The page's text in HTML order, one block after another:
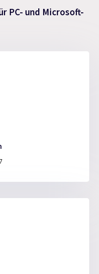
PC- und Microsoft-